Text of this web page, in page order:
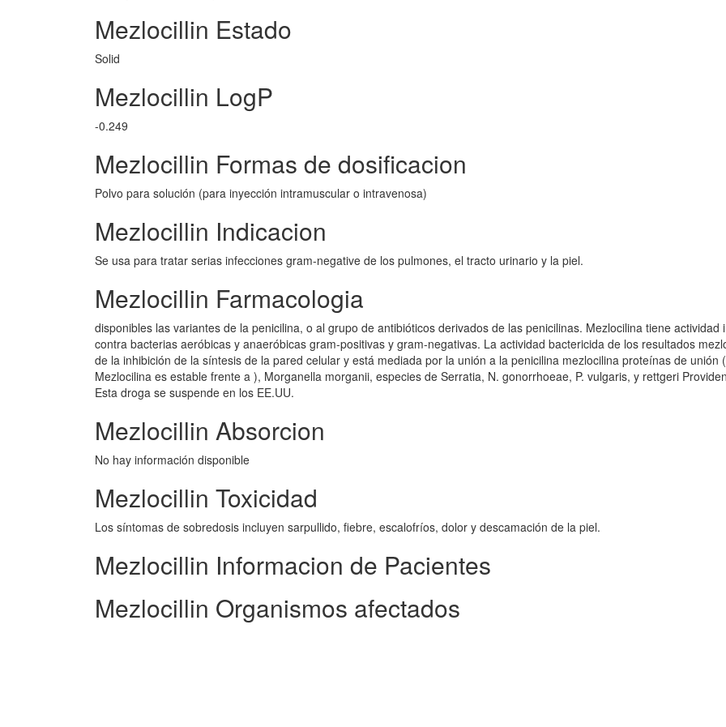
Mezlocillin Estado
Solid
Mezlocillin LogP
-0.249
Mezlocillin Formas de dosificacion
Polvo para solución (para inyección intramuscular o intravenosa)
Mezlocillin Indicacion
Se usa para tratar serias infecciones gram-negative de los pulmones, el tracto urinario y la piel.
Mezlocillin Farmacologia
disponibles las variantes de la penicilina, o al grupo de antibióticos derivados de las penicilinas. Mezlocilina tiene actividad
contra bacterias aeróbicas y anaeróbicas gram-positivas y gram-negativas. La actividad bactericida de los resultados
de la inhibición de la síntesis de la pared celular y está mediada por la unión a la penicilina mezlocilina proteínas de unión
Mezlocilina es estable frente a ), Morganella morganii, especies de Serratia, N. gonorrhoeae, P. vulgaris, y rettgeri
Esta droga se suspende en los EE.UU.
Mezlocillin Absorcion
No hay información disponible
Mezlocillin Toxicidad
Los síntomas de sobredosis incluyen sarpullido, fiebre, escalofríos, dolor y descamación de la piel.
Mezlocillin Informacion de Pacientes
Mezlocillin Organismos afectados